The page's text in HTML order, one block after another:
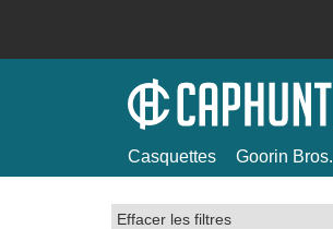
Casquettes Goorin Bros.
Effacer les filtres